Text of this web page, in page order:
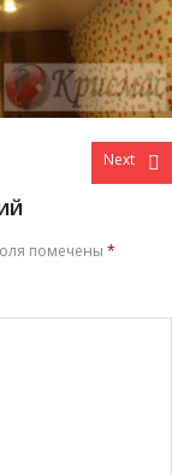
Next
помечены *